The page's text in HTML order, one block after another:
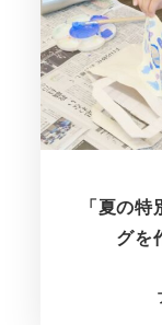
「夏の
グを